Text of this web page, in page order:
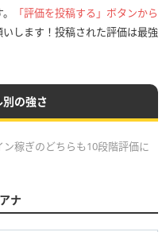
「評価を投稿する」ボタンから
します！投稿された評価は最強
の強さ
稼ぎのどちらも10段階評価に
ナ